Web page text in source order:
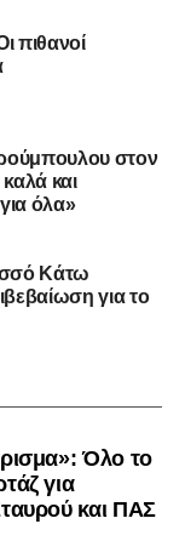
χρονιά
και από ομάδες
S. Maria
την
Σμύρνης.
Σαρωνικού και
Newsγια να
Ελλάδα και τον
πιθανοί
στον
και
όλα»
Κάτω
για το
Όλο το
για
και ΠΑΣ